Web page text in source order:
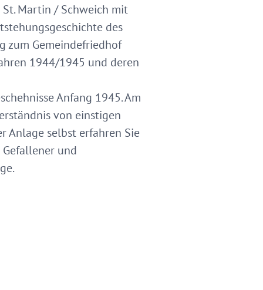
Martin / Schweich mit
des
zum Gemeindefriedhof
1944/1945 und deren
Anfang 1945. Am
von einstigen
Anlage selbst erfahren Sie
und